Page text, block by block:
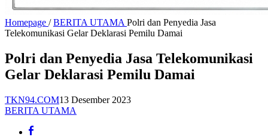
Homepage / BERITA UTAMA Polri dan Penyedia Jasa
Telekomunikasi Gelar Deklarasi Pemilu Damai
Polri dan Penyedia Jasa Telekomunikasi
Gelar Deklarasi Pemilu Damai
TKN94.COM13 Desember 2023
BERITA UTAMA